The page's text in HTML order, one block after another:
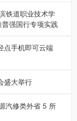
铁道职业技术学
强国行专项实践
生暑期社会实
点手机即可云端
务厅指导，贵阳
盛大举行
心装”新品发布
汽修类外省 5 所